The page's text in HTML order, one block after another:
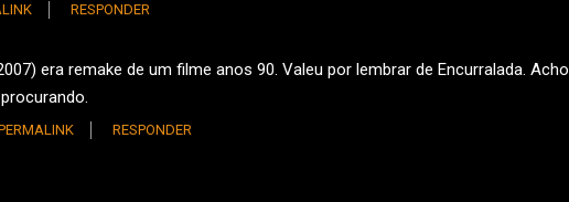
RESPONDER
era remake de um filme anos 90. Valeu por lembrar de Encurralada. Acho
RESPONDER